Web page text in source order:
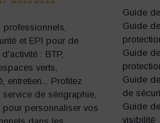
professionnels,
et EPI pour de
: BTP,
verts,
entretien... Profitez
de sérigraphie,
pour personnaliser vos
Guide
Guide
Guide
Guide
de
Guide
visibilité